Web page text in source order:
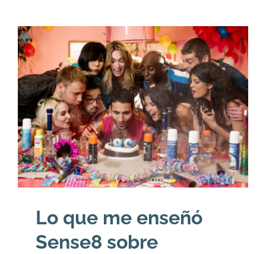
ARTÍCULOS
ACERCA
CONTACTO
Carrito
Lo que me enseñó
Sense8 sobre